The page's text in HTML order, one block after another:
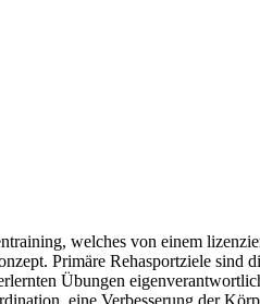
welches von einem
Primäre Rehasportziele sind
Übungen
eine Verbesserung der